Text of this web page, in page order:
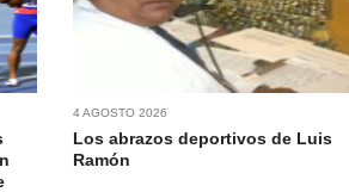
4 AGOSTO 2026
Los abrazos deportivos de Luis
Ramón